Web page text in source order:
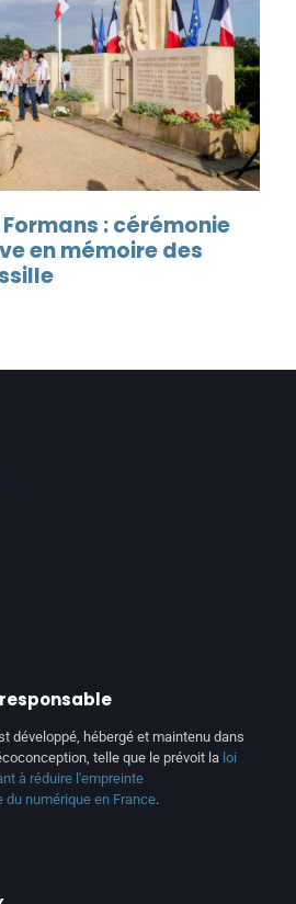
: cérémonie
en mémoire des
développé, hébergé et maintenu dans
telle que le prévoit la loi
à réduire l'empreinte
du numérique en France.